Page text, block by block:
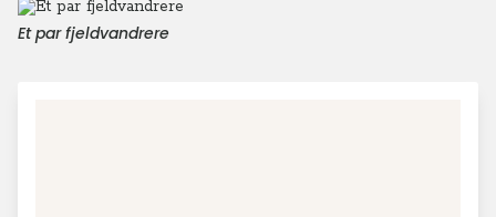
Et par fjeldvandrere